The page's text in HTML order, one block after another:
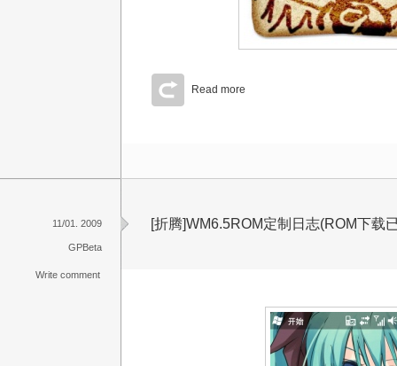
Read more
[折腾]WM6.5ROM定制日志(ROM下载
11/01. 2009
GPBeta
Write comment